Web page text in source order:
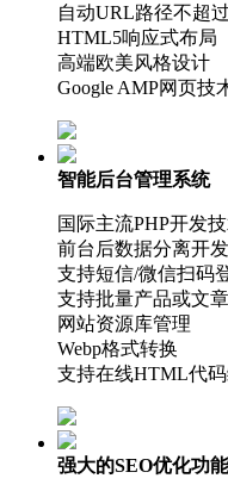
自动URL路径不超
HTML5响应式布局
高端欧美风格设计
Google AMP网页技
智能后台管理系统
国际主流PHP开发
前台后数据分离开发
支持短信/微信扫码
支持批量产品或文
网站资源库管理
Webp格式转换
支持在线HTML代
强大的SEO优化功能